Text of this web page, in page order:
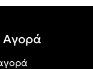
Αγορά